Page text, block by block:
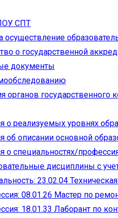
СПТ
осуществление
о государственной
документы
органов государственного
о реализуемых уровнях
об описании основной
о специальностях/
дисциплины с
23.02.04
08.01.26 Мастер по
18.01.33 Лаборант по